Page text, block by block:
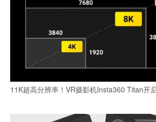
11K超高分辨率！VR摄影机Insta360 Titan开